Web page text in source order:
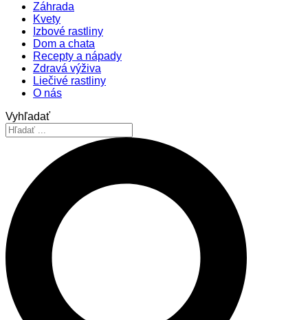
Záhrada
Kvety
Izbové rastliny
Dom a chata
Recepty a nápady
Zdravá výživa
Liečivé rastliny
O nás
Vyhľadať